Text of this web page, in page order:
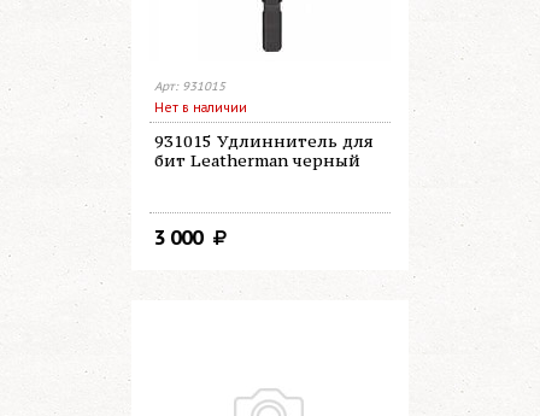
Арт: 931015
Нет в наличии
931015 Удлиннитель для
бит Leatherman черный
3 000